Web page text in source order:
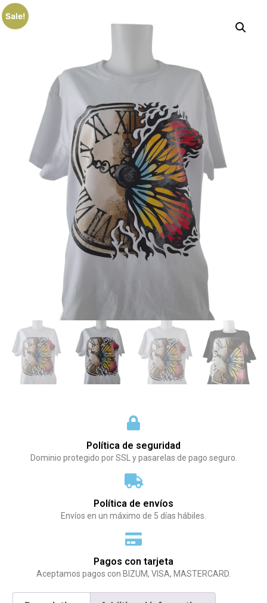
Sale!
Política de seguridad
Dominio protegido por SSL y pasarelas de pago seguro.
Política de envíos
Envíos en un máximo de 5 días hábiles.
Pagos con tarjeta
Aceptamos pagos con BIZUM, VISA, MASTERCARD.